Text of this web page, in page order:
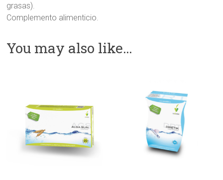
grasas).
Complemento alimenticio.
You may also like…